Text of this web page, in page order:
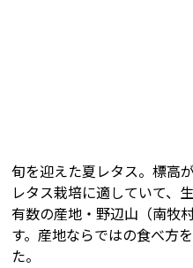
旬を迎えた夏レタス。標高
レタス栽培に適していて、
有数の産地・野辺山（南牧
す。産地ならではの食べ方
た。